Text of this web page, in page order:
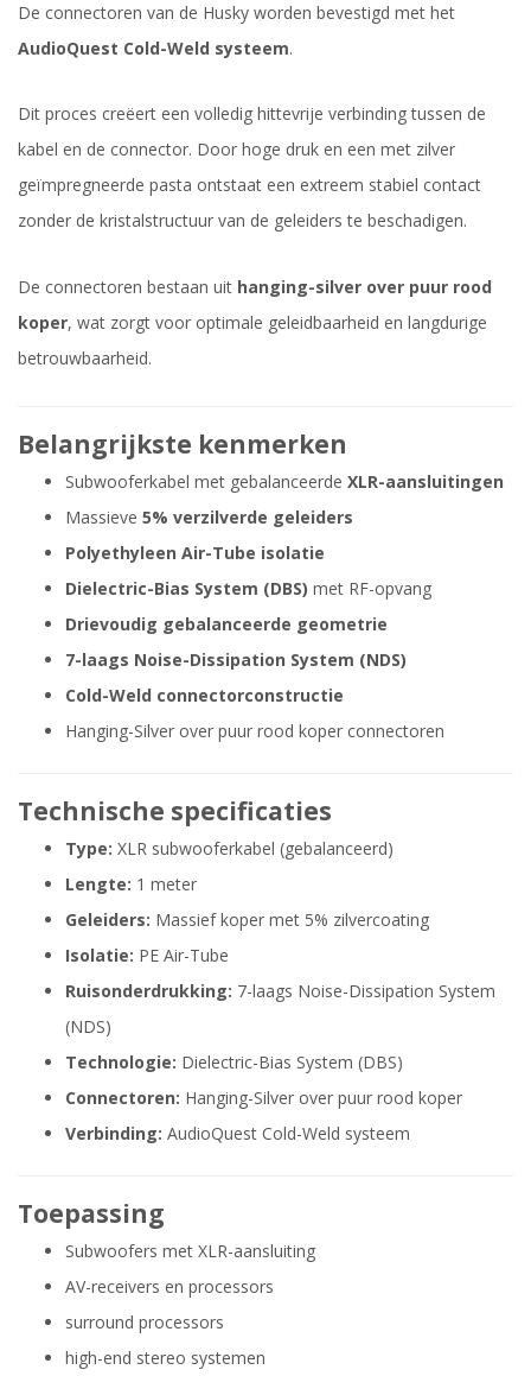
De connectoren van de Husky worden bevestigd met het
AudioQuest Cold-Weld systeem.
Dit proces creëert een volledig hittevrije verbinding tussen de
kabel en de connector. Door hoge druk en een met zilver
geïmpregneerde pasta ontstaat een extreem stabiel contact
zonder de kristalstructuur van de geleiders te beschadigen.
De connectoren bestaan uit hanging-silver over puur rood
koper, wat zorgt voor optimale geleidbaarheid en langdurige
betrouwbaarheid.
Belangrijkste kenmerken
Subwooferkabel met gebalanceerde XLR-aansluitingen
Massieve 5% verzilverde geleiders
Polyethyleen Air-Tube isolatie
Dielectric-Bias System (DBS) met RF-opvang
Drievoudig gebalanceerde geometrie
7-laags Noise-Dissipation System (NDS)
Cold-Weld connectorconstructie
Hanging-Silver over puur rood koper connectoren
Technische specificaties
Type: XLR subwooferkabel (gebalanceerd)
Lengte: 1 meter
Geleiders: Massief koper met 5% zilvercoating
Isolatie: PE Air-Tube
Ruisonderdrukking: 7-laags Noise-Dissipation System
(NDS)
Technologie: Dielectric-Bias System (DBS)
Connectoren: Hanging-Silver over puur rood koper
Verbinding: AudioQuest Cold-Weld systeem
Toepassing
Subwoofers met XLR-aansluiting
AV-receivers en processors
surround processors
high-end stereo systemen